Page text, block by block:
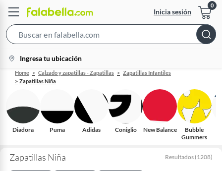
Inicia sesión
Bar
location-
icon
Ingresa tu ubicación
Home Calzado y zapatillas - Zapatillas
Zapatillas Infantiles
Zapatillas Niña
Diadora Puma Adidas Coniglio New Balance
Bubble
Gummers
Zapatillas Niña Resultados (1208)